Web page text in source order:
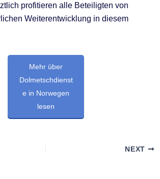
profitieren alle Beteiligten von
Weiterentwicklung in diesem
Mehr über
Dolmetschdienst
e in Norwegen
lesen
NEXT